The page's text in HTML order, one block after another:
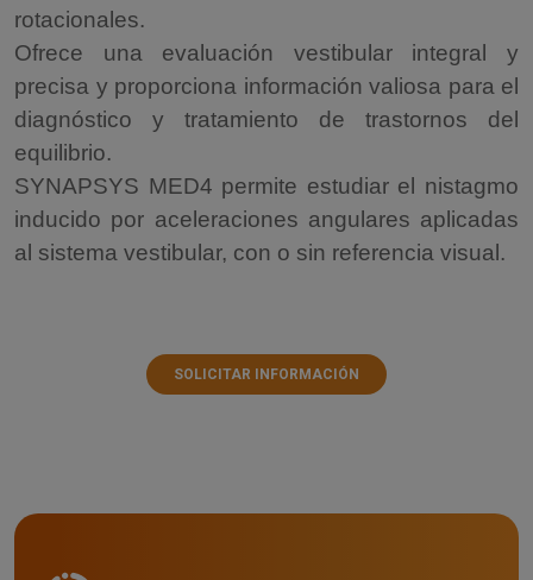
rotacionales.
Ofrece una evaluación vestibular integral y
precisa y proporciona información valiosa para el
diagnóstico y tratamiento de trastornos del
equilibrio.
SYNAPSYS MED4 permite estudiar el nistagmo
inducido por aceleraciones angulares aplicadas
al sistema vestibular, con o sin referencia visual.
SOLICITAR INFORMACIÓN